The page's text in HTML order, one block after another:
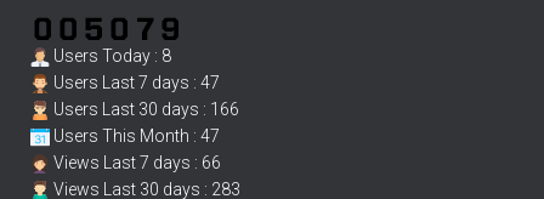
Users Today : 8
Users Last 7 days : 47
Users Last 30 days : 166
Users This Month : 47
Views Last 7 days : 66
Views Last 30 days : 283